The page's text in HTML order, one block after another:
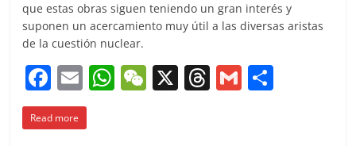
que estas obras siguen teniendo un gran interés y
suponen un acercamiento muy útil a las diversas aristas
de la cuestión nuclear.
F
a
c
E
m
ai
W W X T G
Read more